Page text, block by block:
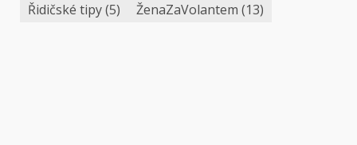
Řidičské tipy(5) ŽenaZaVolantem (13)